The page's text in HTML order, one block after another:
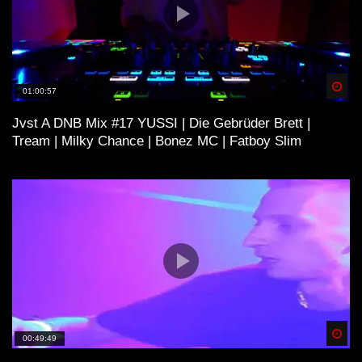
24H RAVE – LIVESTREAM | FLASH
CLUB OSTERBURG
BDTEKK – Battlezone Zwickau
COLOGNE UNDERGROUND
HARDTEKK BEATS | S. M. | SET |
2020 [HARDTEKK]
MoshTekk – Die immer lacht
(Hardtekk)
01:00:57
Jvst A DNB Mix #17 YUSSI | Die Gebrüder Brett |
Tream | Milky Chance | Bonez MC | Fatboy Slim
00:49:49